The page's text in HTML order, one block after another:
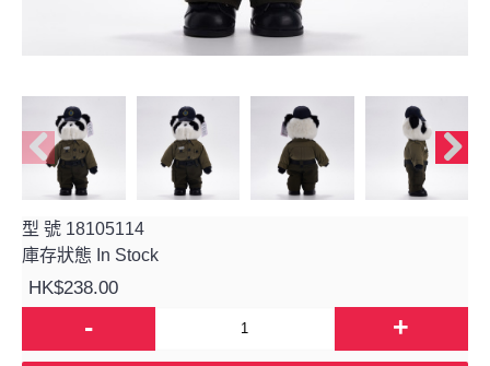
型 號 18105114
庫存狀態 In Stock
HK$238.00
- +